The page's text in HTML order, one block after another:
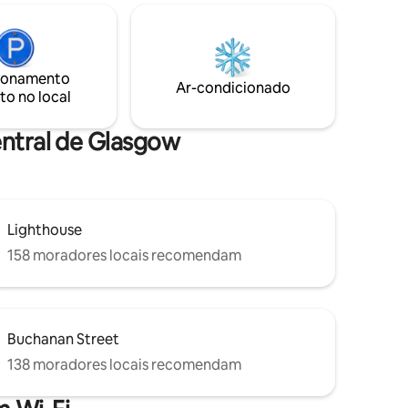
no
um
gostar
entrada segura e espaço de
estacionamento subterrâneo alocado.
no local
Ar-condicionado
de Glasgow
Lighthouse
158 moradores locais recomendam
Buchanan Street
138 moradores locais recomendam